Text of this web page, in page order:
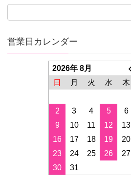
営業日カレンダー
2026年 8月
日
月 火 水 木
2
3 4 5 6
9
10 11 12 13
16
17 18 19 20
23
24 25 26 27
30
31